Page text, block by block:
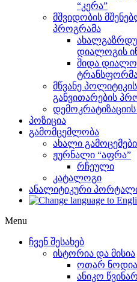
“კერა”
მშვიდობის
პროგრამა
დიალოგის
შიდა
მწვანე
განვითარების
პოზიცია
გამომცემლობა
ახალი გამოცემები
ჟურნალი “აფრა”
რჩეული
კატალოგი
ანალიტიკური
Menu
ჩვენ შესახებ
ისტორია და მისია
ოთარ ნოდია
ანიკო